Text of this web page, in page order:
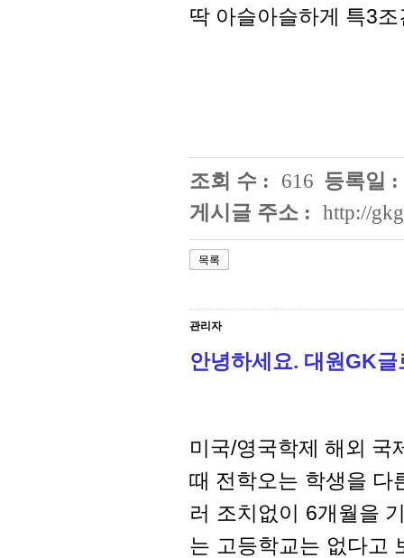
딱 아슬아슬하게 특3
조회 수 : 616 등록일 :
게시글 주소 : http://
목록
관리자
안녕하세요. 대원GK
미국/영국학제 해외 국
때 전학오는 학생을 다
러 조치없이 6개월을
는 고등학교는 없다고